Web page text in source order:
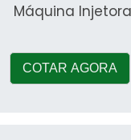
Máquina
COTAR AGORA